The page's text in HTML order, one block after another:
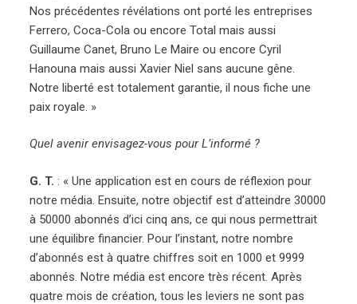
Nos précédentes révélations ont porté les entreprises
Ferrero, Coca-Cola ou encore Total mais aussi
Guillaume Canet, Bruno Le Maire ou encore Cyril
Hanouna mais aussi Xavier Niel sans aucune gêne.
Notre liberté est totalement garantie, il nous fiche une
paix royale. »
Quel avenir envisagez-vous pour L’informé ?
G. T. : « Une application est en cours de réflexion pour
notre média. Ensuite, notre objectif est d’atteindre 30000
à 50000 abonnés d’ici cinq ans, ce qui nous permettrait
une équilibre financier. Pour l’instant, notre nombre
d’abonnés est à quatre chiffres soit en 1000 et 9999
abonnés. Notre média est encore très récent. Après
quatre mois de création, tous les leviers ne sont pas